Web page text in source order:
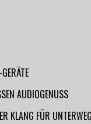
AUDIOGENUSS
KLANG FÜR